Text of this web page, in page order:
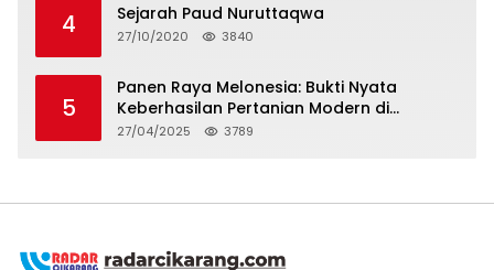
4 Sejarah Paud Nuruttaqwa
27/10/2020 3840
5
Panen Raya Melonesia: Bukti Nyata
Keberhasilan Pertanian Modern di
Kabupaten Bekasi
27/04/2025 3789